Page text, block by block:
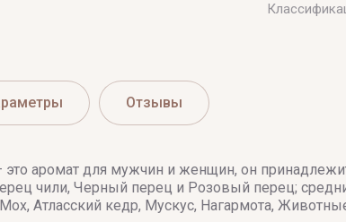
Отзывы
это аромат для мужчин и женщин, он
чили, Черный перец и Розовый перец;
Атласский кедр, Мускус, Нагармота,